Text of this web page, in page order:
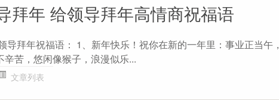
拜年 给领导拜年高情商祝福语
导拜年祝福语： 1、新年快乐！祝你在新的一年里：事业正当午，
苦，悠闲像猴子，浪漫似乐...
文章列表